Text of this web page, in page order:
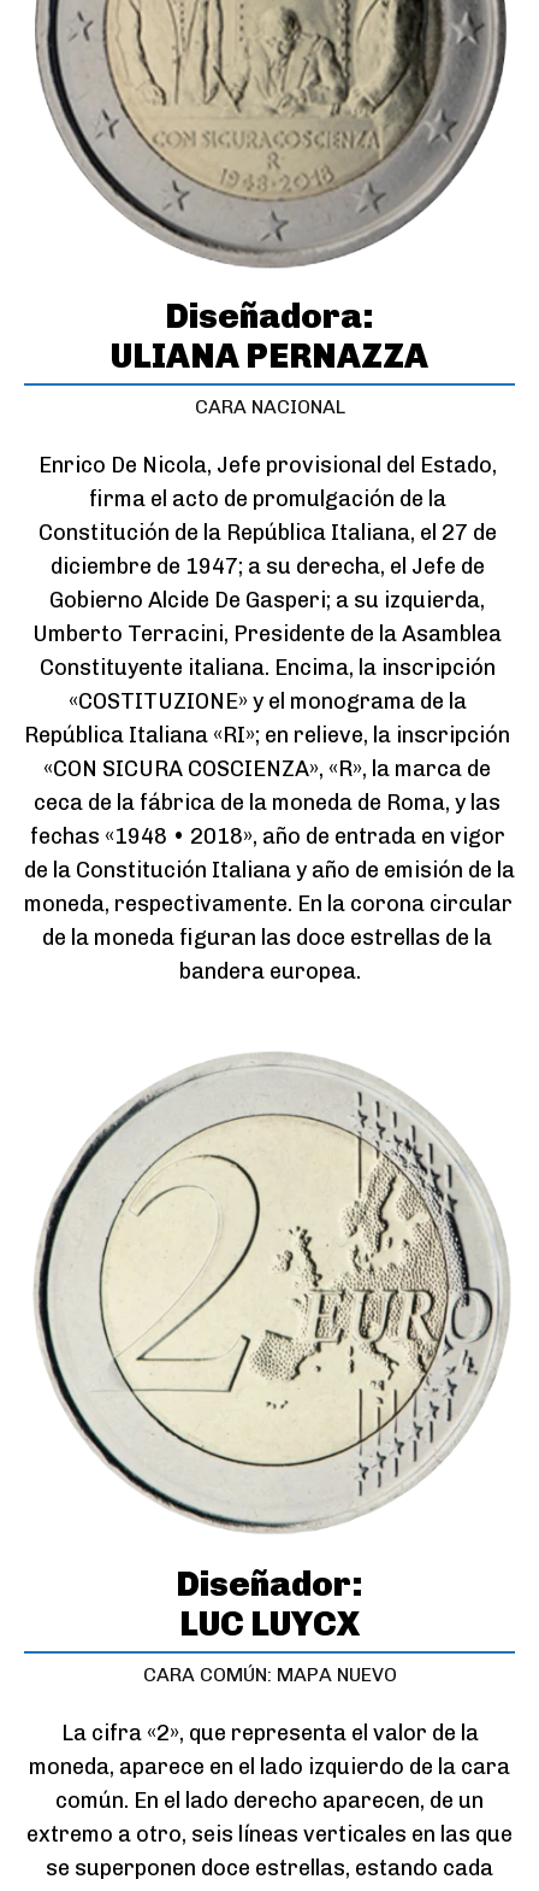
Diseñadora:
ULIANA PERNAZZA
CARA NACIONAL
Enrico De Nicola, Jefe provisional del Estado,
firma el acto de promulgación de la
Constitución de la República Italiana, el 27 de
diciembre de 1947; a su derecha, el Jefe de
Gobierno Alcide De Gasperi; a su izquierda,
Umberto Terracini, Presidente de la Asamblea
Constituyente italiana. Encima, la inscripción
«COSTITUZIONE» y el monograma de la
República Italiana «RI»; en relieve, la inscripción
«CON SICURA COSCIENZA», «R», la marca de
ceca de la fábrica de la moneda de Roma, y las
fechas «1948 • 2018», año de entrada en vigor
de la Constitución Italiana y año de emisión de la
moneda, respectivamente. En la corona circular
de la moneda figuran las doce estrellas de la
bandera europea.
Diseñador:
LUC LUYCX
CARA COMÚN: MAPA NUEVO
La cifra «2», que representa el valor de la
moneda, aparece en el lado izquierdo de la cara
común. En el lado derecho aparecen, de un
extremo a otro, seis líneas verticales en las que
se superponen doce estrellas, estando cada